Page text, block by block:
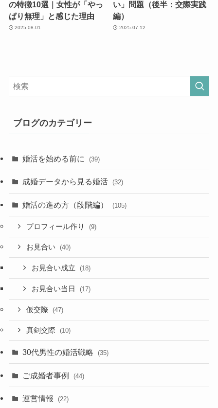
の特徴10選｜女性が「やっ
ぱり無理」と感じた理由
2025.08.01
い」問題（後半：交際実践
編）
2025.07.12
ブログのカテゴリー
婚活を始める前に (39)
成婚データから見る婚活 (32)
婚活の進め方（段階編） (105)
プロフィール作り (9)
お見合い (40)
お見合い成立 (18)
お見合い当日 (17)
仮交際 (47)
真剣交際 (10)
30代男性の婚活戦略 (35)
ご成婚者事例 (44)
運営情報 (22)